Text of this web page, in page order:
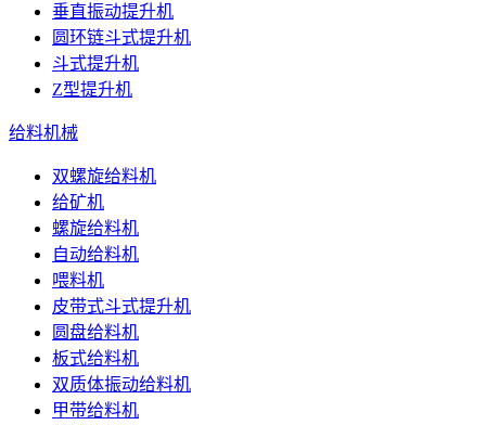
垂直振动提升机
圆环链斗式提升机
斗式提升机
Z型提升机
给料机械
双螺旋给料机
给矿机
螺旋给料机
自动给料机
喂料机
皮带式斗式提升机
圆盘给料机
板式给料机
双质体振动给料机
甲带给料机